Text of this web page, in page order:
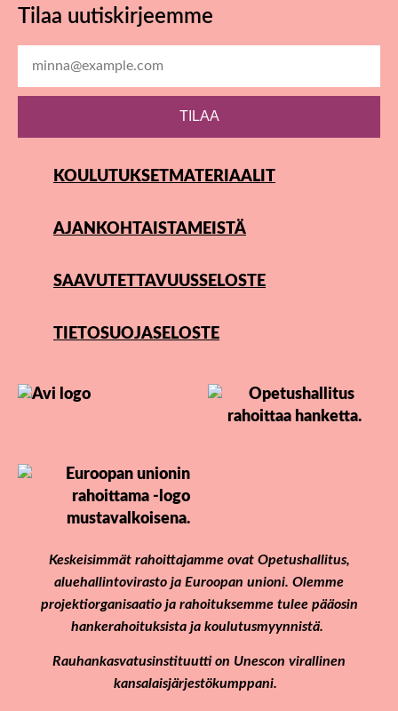
Tilaa uutiskirjeemme
TILAA
KOULUTUKSET MATERIAALIT
AJANKOHTAISTA MEISTÄ
SAAVUTETTAVUUSSELOSTE
TIETOSUOJASELOSTE
Keskeisimmät rahoittajamme ovat Opetushallitus,
aluehallintovirasto ja Euroopan unioni. Olemme
projektiorganisaatio ja rahoituksemme tulee pääosin
hankerahoituksista ja koulutusmyynnistä.
Rauhankasvatusinstituutti on Unescon virallinen
kansalaisjärjestökumppani.